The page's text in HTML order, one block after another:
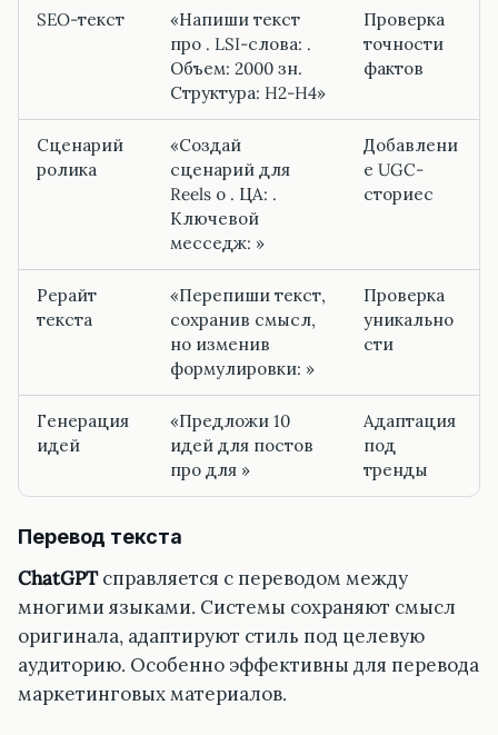
SEO-текст
«Напиши текст
про . LSI-слова: .
Объем: 2000 зн.
Структура: H2-H4»
Проверка
точности
фактов
Сценарий
ролика
«Создай
сценарий для
Reels о . ЦА: .
Ключевой
месседж: »
Добавлени
е UGC-
сториес
Рерайт
текста
«Перепиши текст,
сохранив смысл,
но изменив
формулировки: »
Проверка
уникально
сти
Генерация
идей
«Предложи 10
идей для постов
про для »
Адаптация
под
тренды
Перевод текста
ChatGPTсправляется с переводом между
многими языками. Системы сохраняют смысл
оригинала, адаптируют стиль под целевую
аудиторию. Особенно эффективны для перевода
маркетинговых материалов.